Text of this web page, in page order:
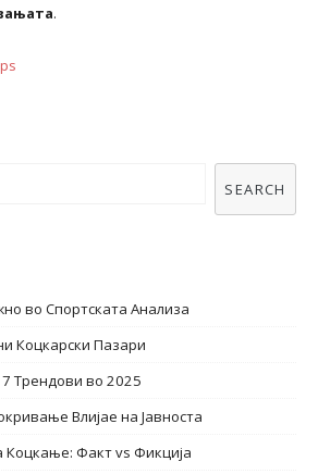
.
SEARCH
во Спортската Анализа
Коцкарски Пазари
Трендови во 2025
Влијае на Јавноста
Коцкање: Факт vs Фикција